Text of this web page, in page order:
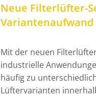
Neue Filterlüfter-
Variantenaufwand
Mit der neuen
industrielle
häufig zu
Lüftervarianten